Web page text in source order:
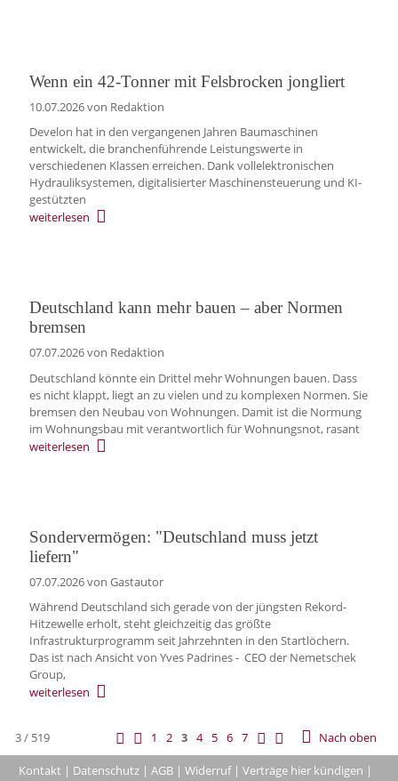
Wenn ein 42-Tonner mit Felsbrocken jongliert
10.07.2026von Redaktion
Develon hat in den vergangenen Jahren Baumaschinen
entwickelt, die branchenführende Leistungswerte in
verschiedenen Klassen erreichen. Dank vollelektronischen
Hydrauliksystemen, digitalisierter Maschinensteuerung und KI-
gestützten
weiterlesen
Deutschland kann mehr bauen – aber Normen
bremsen
07.07.2026von Redaktion
Deutschland könnte ein Drittel mehr Wohnungen bauen. Dass
es nicht klappt, liegt an zu vielen und zu komplexen Normen. Sie
bremsen den Neubau von Wohnungen. Damit ist die Normung
im Wohnungsbau mit verantwortlich für Wohnungsnot, rasant
weiterlesen
Sondervermögen: "Deutschland muss jetzt
liefern"
07.07.2026von Gastautor
Während Deutschland sich gerade von der jüngsten Rekord-
Hitzewelle erholt, steht gleichzeitig das größte
Infrastrukturprogramm seit Jahrzehnten in den Startlöchern.
Das ist nach Ansicht von Yves Padrines - CEO der Nemetschek
Group,
weiterlesen
3 / 519 1 2 3 4 5 6 7 Nach oben
Kontakt | Datenschutz | AGB | Widerruf| Verträge hier kündigen |